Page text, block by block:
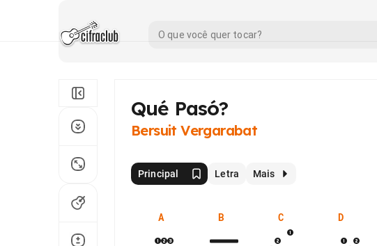
Qué Pasó?
Bersuit Vergarabat
Principal Letra Mais
A B C D